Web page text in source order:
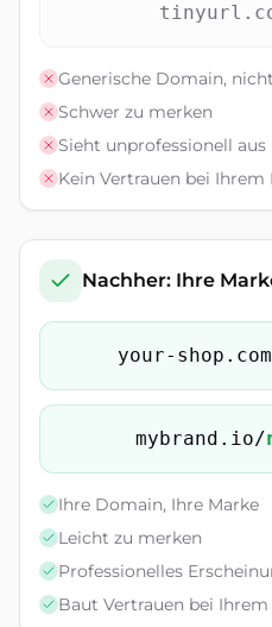
Generische Domain,
Schwer zu merken
Sieht unprofessionell aus
Kein Vertrauen bei
Nachher: Ihre
your-
mybrand.io/
Ihre Domain, Ihre Marke
Leicht zu merken
Professionelles
Baut Vertrauen bei